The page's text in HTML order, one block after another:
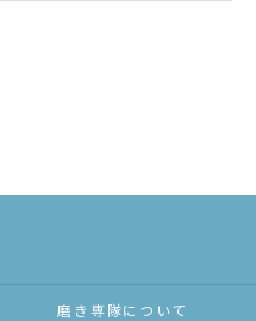
磨き専隊について